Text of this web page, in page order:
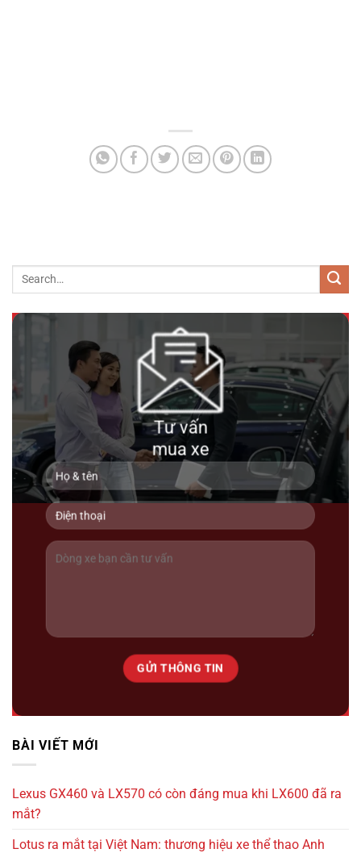
Tư vấn
mua xe
BÀI VIẾT MỚI
Lexus GX460 và LX570 có còn đáng mua khi LX600 đã ra
mắt?
Lotus ra mắt tại Việt Nam: thương hiệu xe thể thao Anh
690 triệu
89000km
Toyota Land Cruiser 200 2016
Lexus LM500h ( 6 ghế ) 2025